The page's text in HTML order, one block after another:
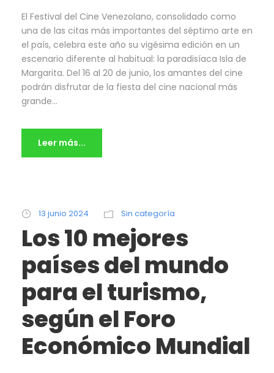
El Festival del Cine Venezolano, consolidado como
una de las citas más importantes del séptimo arte en
el país, celebra este año su vigésima edición en un
escenario diferente al habitual: la paradisíaca Isla de
Margarita. Del 16 al 20 de junio, los amantes del cine
podrán disfrutar de la fiesta del cine nacional más
grande...
Leer más...
13 junio 2024 Sin categoría
Los 10 mejores
países del mundo
para el turismo,
según el Foro
Económico Mundial